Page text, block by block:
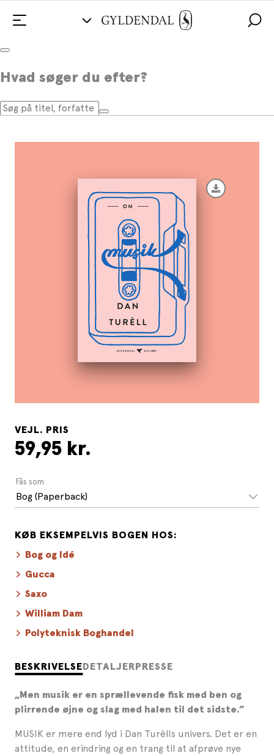
Hvad søger du efter?
Om musik
BESKRIVELSE DETALJER PRESSE
„Men musik er en sprællevende fisk med ben og
plirrende øjne og slag med halen til det sidste.”
MUSIK er mere end lyd i Dan Turèlls univers. Det er en
attitude, en erindring og en trang til at afprøve nye
VEJL. PRIS
59,95 kr.
Fås som
Bog (Paperback)
KØB EKSEMPELVIS BOGEN HOS:
Bog og Idé
Gucca
Saxo
William Dam
Polyteknisk Boghandel